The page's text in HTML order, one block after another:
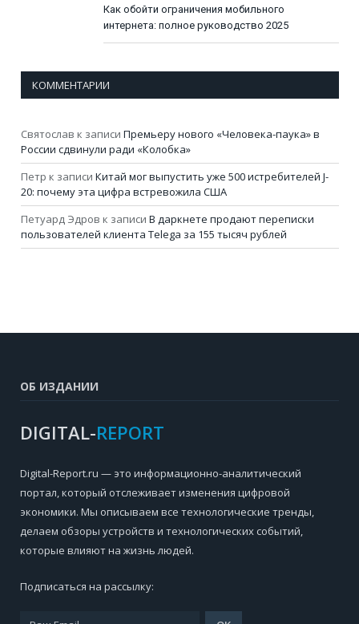
Как обойти ограничения мобильного
интернета: полное руководство 2025
КОММЕНТАРИИ
Святослав к записи Премьеру нового «Человека-паука» в
России сдвинули ради «Колобка»
Петр к записи Китай мог выпустить уже 500 истребителей J-
20: почему эта цифра встревожила США
Петуард Эдров к записи В даркнете продают переписки
пользователей клиента Telega за 155 тысяч рублей
ОБ ИЗДАНИИ
DIGITAL-REPORT
Digital-Report.ru — это информационно-аналитический
портал, который отслеживает изменения цифровой
экономики. Мы описываем все технологические тренды,
делаем обзоры устройств и технологических событий,
которые влияют на жизнь людей.
Подписаться на рассылку: